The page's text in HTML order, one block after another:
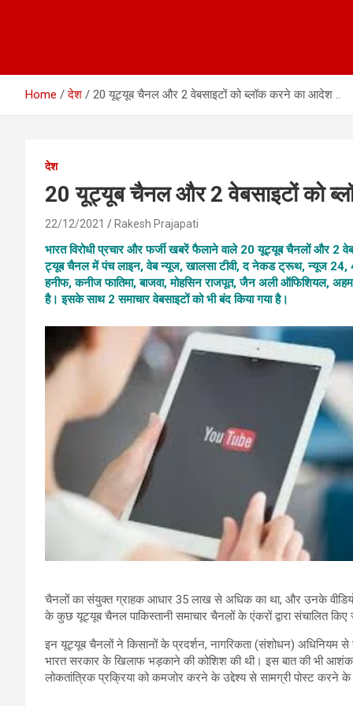
Home देश 20 यूट्यूब चैनल और 2 वेबसाइटों को ब्लॉक करने का आदेश ..
देश
20 यूट्यूब चैनल और 2 वेबसाइटों को
22/12/2021 Rakesh Prajapati
भारत विरोधी प्रचार और फर्जी खबरें फैलाने वाले 20 यूट्यूब चैनलों और 2
ट्यूब चैनल में पंच लाइन, वेब न्यूज, खालसा टीवी, द नेकड ट्रूथ, न्यूज 24,
हनीफ, कनीज फातिमा, बाजवा, मोहसिन राजपूत, जैन अली ऑफिशियल,
है। इसके साथ 2 समाचार वेबसाइटों को भी बंद किया गया है।
चैनलों का संयुक्त ग्राहक आधार 35 लाख से अधिक का था, और उनके
के कुछ यूट्यूब चैनल पाकिस्तानी समाचार चैनलों के एंकरों द्वारा संचालित किए
इन यूट्यूब चैनलों ने किसानों के प्रदर्शन, नागरिकता (संशोधन) अधिनियम से
भारत सरकार के खिलाफ भड़काने की कोशिश की थी। इस बात की भी आशंका
लोकतांत्रिक प्रक्रिया को कमजोर करने के उद्देश्य से सामग्री पोस्ट करने के